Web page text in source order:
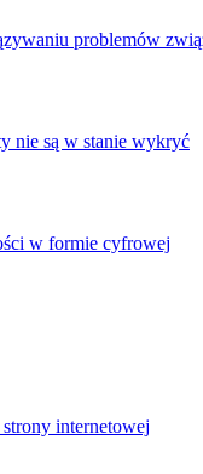
problemów
nie są w stanie wykryć
w formie cyfrowej
internetowej